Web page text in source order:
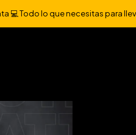
💻 Todo lo que necesitas para
Inicio MÁQUINAS